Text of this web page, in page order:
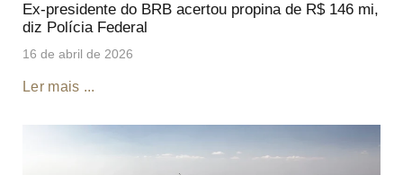
Ex-presidente do BRB acertou propina de R$ 146 mi,
diz Polícia Federal
16 de abril de 2026
Ler mais ...